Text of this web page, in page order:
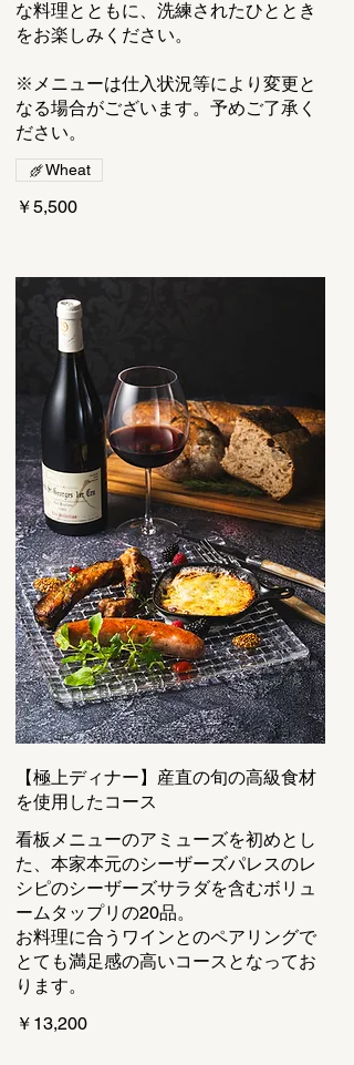
な料理とともに、洗練されたひととき
をお楽しみください。
※メニューは仕入状況等により変更と
なる場合がございます。予めご了承く
ださい。
￥5,500
Wheat
【極上ディナー】産直の旬の高級食材
を使用したコース
看板メニューのアミューズを初めとし
た、本家本元のシーザーズパレスのレ
シピのシーザーズサラダを含むボリュ
ームタップリの20品。
お料理に合うワインとのペアリングで
とても満足感の高いコースとなってお
ります。
￥13,200